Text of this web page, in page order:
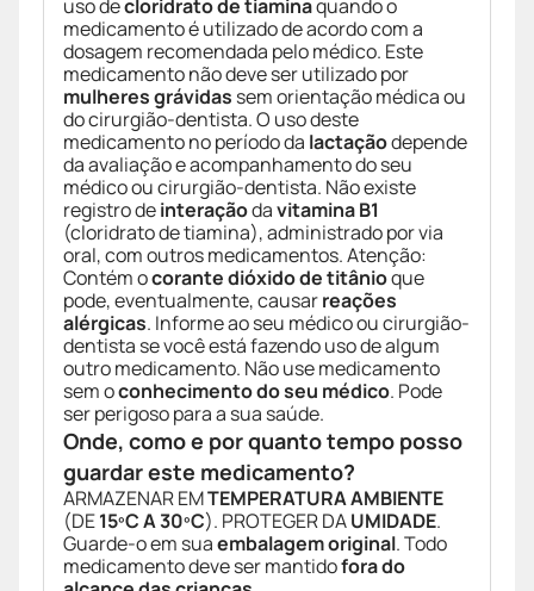
uso decloridrato de tiaminaquando o
medicamento é utilizado de acordo com a
dosagem recomendada pelo médico. Este
medicamento não deve ser utilizado por
mulheres grávidas sem orientação médica ou
do cirurgião-dentista. O uso deste
medicamento no período da lactaçãodepende
da avaliação e acompanhamento do seu
médico ou cirurgião-dentista. Não existe
registro deinteraçãodavitamina B1
(cloridrato de tiamina), administrado por via
oral, com outros medicamentos. Atenção:
Contém ocorante dióxido de titânioque
pode, eventualmente, causarreações
alérgicas. Informe ao seu médico ou cirurgião-
dentista se você está fazendo uso de algum
outro medicamento. Não use medicamento
sem oconhecimento do seu médico. Pode
ser perigoso para a sua saúde.
Onde, como e por quanto tempo posso
guardar este medicamento?
ARMAZENAR EMTEMPERATURA AMBIENTE
(DE15ºC A 30ºC). PROTEGER DAUMIDADE.
Guarde-o em suaembalagem original. Todo
medicamento deve ser mantidofora do